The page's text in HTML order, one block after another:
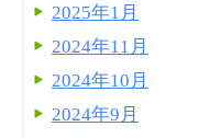
2025年1月
2024年11月
2024年10月
2024年9月